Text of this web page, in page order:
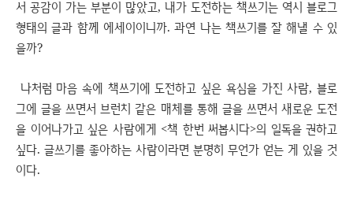
서 공감이 가는 부분이 많았고, 내가 도전하는 책쓰기는 역시 블로그
형태의 글과 함께 에세이이니까. 과연 나는 책쓰기를 잘 해낼 수 있
을까?
나처럼 마음 속에 책쓰기에 도전하고 싶은 욕심을 가진 사람, 블로
그에 글을 쓰면서 브런치 같은 매체를 통해 글을 쓰면서 새로운 도전
을 이어나가고 싶은 사람에게 <책 한번 써봅시다>의 일독을 권하고
싶다. 글쓰기를 좋아하는 사람이라면 분명히 무언가 얻는 게 있을 것
이다.